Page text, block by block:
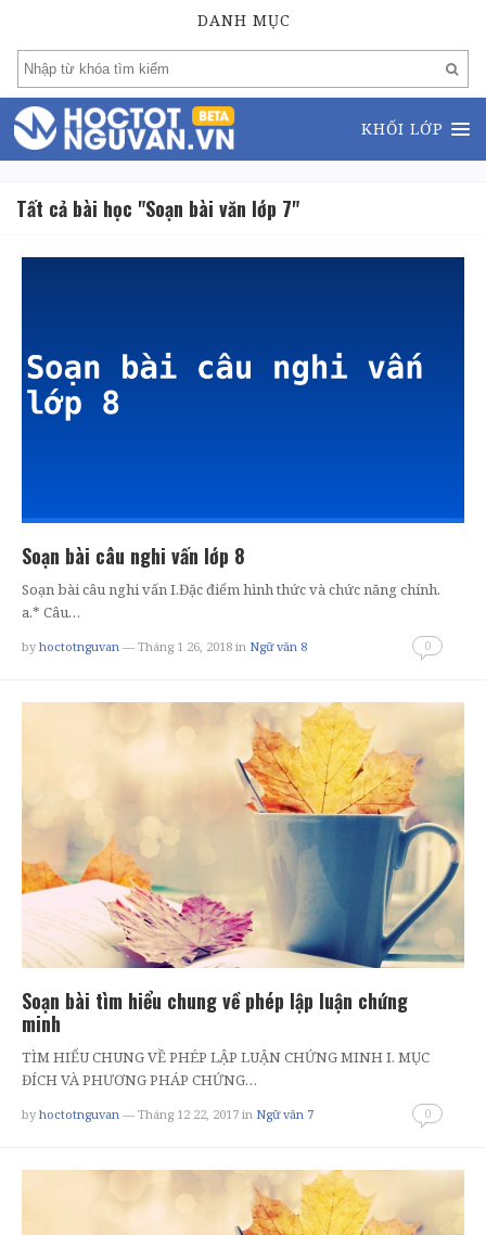
DANH MỤC
KHỐI LỚP
Tất cả bài học "Soạn bài văn lớp 7"
Soạn bài câu nghi vấn lớp 8
Soạn bài câu nghi vấn I.Đặc điểm hình thức và chức năng chính.
a.* Câu…
by hoctotnguvan — Tháng 1 26, 2018 in Ngữ văn 8 0
Soạn bài tìm hiểu chung về phép lập luận chứng
minh
TÌM HIỂU CHUNG VỀ PHÉP LẬP LUẬN CHỨNG MINH I. MỤC
ĐÍCH VÀ PHƯƠNG PHÁP CHỨNG…
by hoctotnguvan — Tháng 12 22, 2017 in Ngữ văn 7 0